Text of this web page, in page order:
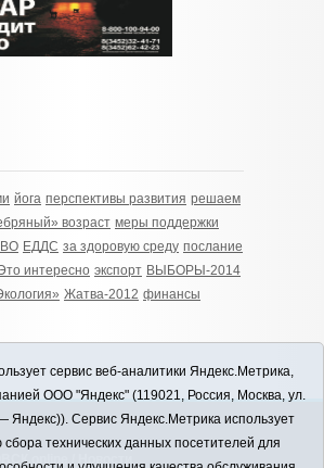
йога перспективы развития решаем
возраст меры поддержки
ЕДДС за здоровую среду послание
интересно экспорт ВЫБОРЫ-2014
Жатва-2012 финансы
online / Новости
сервис веб-аналитики Яндекс.Метрика,
ООО "Яндекс" (119021, Россия, Москва, ул.
Яндекс)). Сервис Яндекс.Метрика использует
технических данных посетителей для